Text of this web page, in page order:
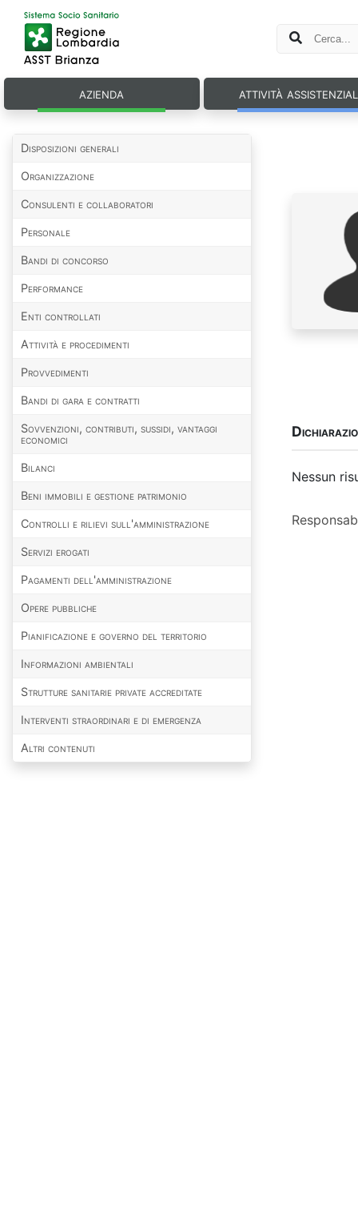
azienda attività
Disposizioni generali
Organizzazione
Consulenti e collaboratori
Personale
Bandi di concorso
Performance
Enti controllati
Attività e procedimenti
Provvedimenti
Bandi di gara e contratti
Sovvenzioni, contributi, sussidi, vantaggi
economici
Bilanci
Beni immobili e gestione patrimonio
Controlli e rilievi sull'amministrazione
Servizi erogati
Pagamenti dell'amministrazione
Opere pubbliche
Pianificazione e governo del territorio
Informazioni ambientali
Strutture sanitarie private accreditate
Interventi straordinari e di emergenza
Altri contenuti
Nessun